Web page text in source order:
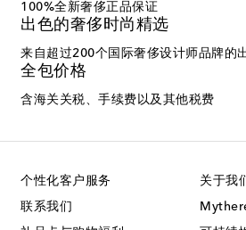
100%全新奢侈正品保证
出色的奢侈时尚精选
来自超过200个国际奢侈设计师品牌的
全包价格
含海关关税、手续费以及其他税费
个性化客户服务
联系我们
关于我们